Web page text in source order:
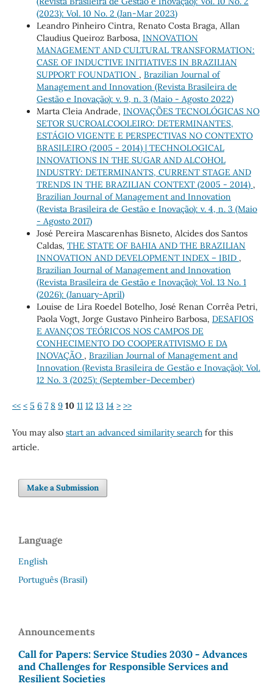
(2023): Vol. 10 No. 2 (Jan-Mar 2023)
Leandro Pinheiro Cintra, Renato Costa Braga, Allan
Claudius Queiroz Barbosa, INNOVATION
MANAGEMENT AND CULTURAL TRANSFORMATION:
CASE OF INDUCTIVE INITIATIVES IN BRAZILIAN
SUPPORT FOUNDATION , Brazilian Journal of
Management and Innovation (Revista Brasileira de
Gestão e Inovação): v. 9, n. 3 (Maio - Agosto 2022)
Marta Cleia Andrade, INOVAÇÕES TECNOLÓGICAS NO
SETOR SUCROALCOOLEIRO: DETERMINANTES,
ESTÁGIO VIGENTE E PERSPECTIVAS NO CONTEXTO
BRASILEIRO (2005 - 2014) | TECHNOLOGICAL
INNOVATIONS IN THE SUGAR AND ALCOHOL
INDUSTRY: DETERMINANTS, CURRENT STAGE AND
TRENDS IN THE BRAZILIAN CONTEXT (2005 - 2014) ,
Brazilian Journal of Management and Innovation
(Revista Brasileira de Gestão e Inovação): v. 4, n. 3 (Maio
- Agosto 2017)
José Pereira Mascarenhas Bisneto, Alcides dos Santos
Caldas, THE STATE OF BAHIA AND THE BRAZILIAN
INNOVATION AND DEVELOPMENT INDEX – IBID ,
Brazilian Journal of Management and Innovation
(Revista Brasileira de Gestão e Inovação): Vol. 13 No. 1
(2026): (January-April)
Louise de Lira Roedel Botelho, José Renan Corrêa Petri,
Paola Vogt, Jorge Gustavo Pinheiro Barbosa, DESAFIOS
E AVANÇOS TEÓRICOS NOS CAMPOS DE
CONHECIMENTO DO COOPERATIVISMO E DA
INOVAÇÃO , Brazilian Journal of Management and
Innovation (Revista Brasileira de Gestão e Inovação): Vol.
12 No. 3 (2025): (September-December)
<< < 5 6 7 8 9 10 11 12 13 14 > >>
You may also start an advanced similarity searchfor this
article.
Make a Submission
Language
English
Português (Brasil)
Announcements
Call for Papers: Service Studies 2030 - Advances
and Challenges for Responsible Services and
Resilient Societies